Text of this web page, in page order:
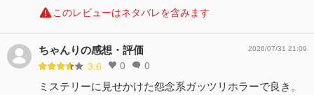
このレビューはネタバレを含みます
ちゃんりの感想・評価
3.6 0 0
2026/07/31 21:09
ミステリーに見せかけた怨念系ガッツリホラーで良き。